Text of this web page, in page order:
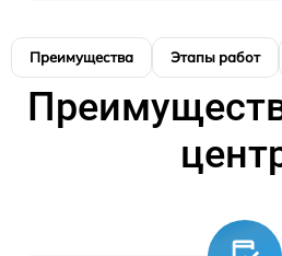
Преимущества Этапы работ